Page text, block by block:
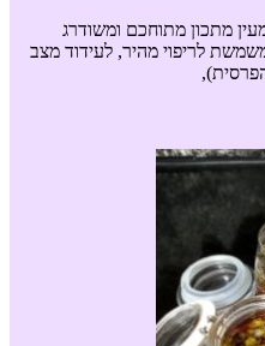
מתכון מתוחכם ומשודרג
לריפוי מהיר, לעידוד מצב